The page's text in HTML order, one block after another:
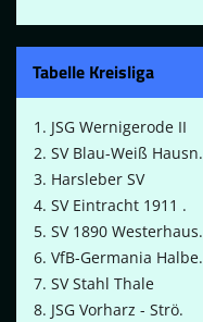
Tabelle Kreisliga
1. JSG Wernigerode II
2. SV Blau-Weiß Hausn.
3. Harsleber SV
4. SV Eintracht 1911 .
5. SV 1890 Westerhaus.
6. VfB-Germania Halbe.
7. SV Stahl Thale
8. JSG Vorharz - Strö.